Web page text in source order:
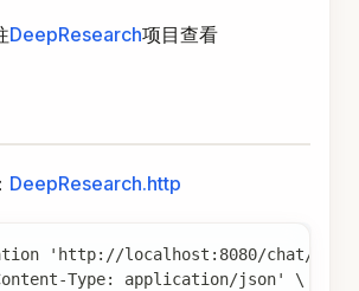
DeepResearch项目查看
DeepResearch.http
'http://localhost:8080/chat/
Type: application/json' \